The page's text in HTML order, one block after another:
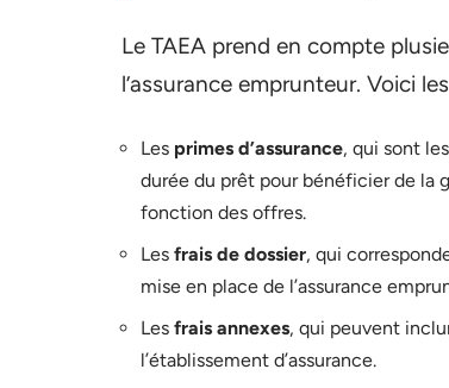
Le TAEA prend en compte
l’assurance emprunteur. Voici
Les primes d’assurance, qui sont
durée du prêt pour bénéficier de la
fonction des offres.
Les frais de dossier, qui
mise en place de l’assurance
Les frais annexes, qui peuvent
l’établissement d’assurance.